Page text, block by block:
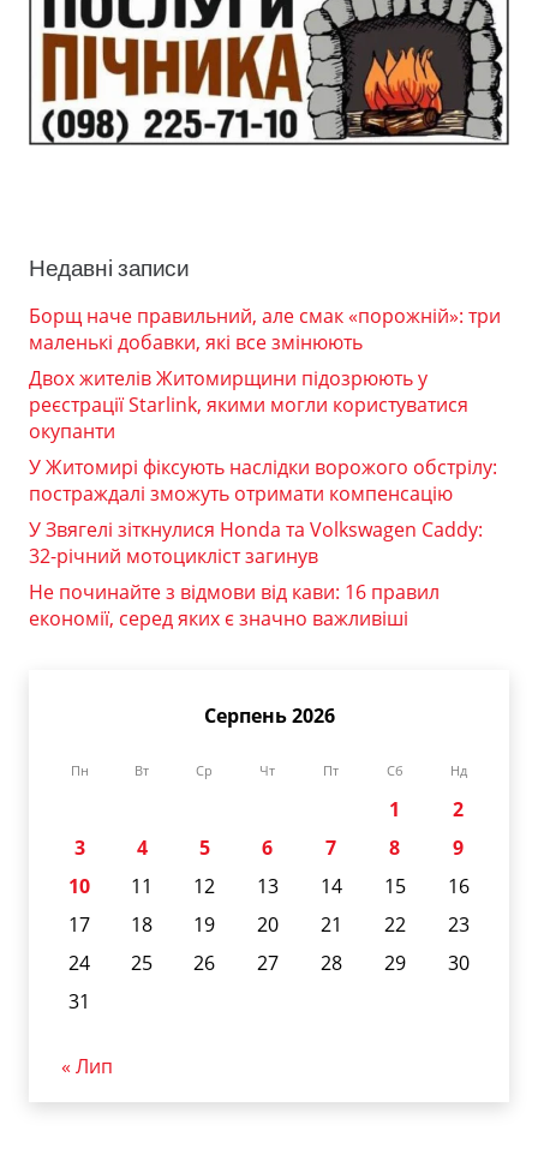
Недавні записи
Борщ наче правильний, але смак «порожній»: три
маленькі добавки, які все змінюють
Двох жителів Житомирщини підозрюють у
реєстрації Starlink, якими могли користуватися
окупанти
У Житомирі фіксують наслідки ворожого обстрілу:
постраждалі зможуть отримати компенсацію
У Звягелі зіткнулися Honda та Volkswagen Caddy:
32-річний мотоцикліст загинув
Не починайте з відмови від кави: 16 правил
економії, серед яких є значно важливіші
Серпень 2026
Пн Вт Ср Чт Пт Сб Нд
1
2
3
4 5 6 7 8
9
10
11 12 13 14 15
16
17
18 19 20 21 22
23
24
25 26 27 28 29
30
31
« Лип